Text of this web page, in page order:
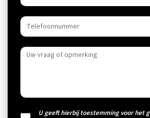
U geeft hierbij toestemming voor het